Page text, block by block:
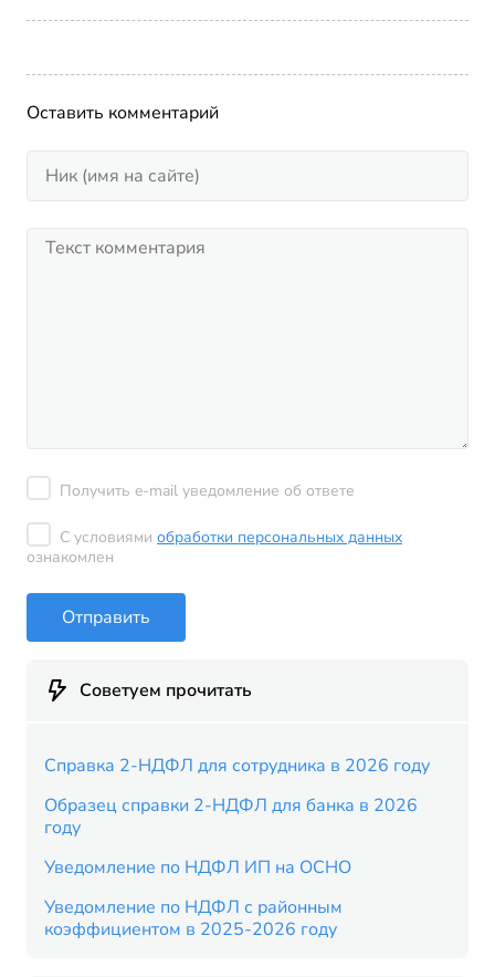
Оставить комментарий
Получить e-mail уведомление об ответе
С условиями обработки персональных данных
ознакомлен
Отправить
Советуем прочитать
Справка 2-НДФЛ для сотрудника в 2026 году
Образец справки 2-НДФЛ для банка в 2026
году
Уведомление по НДФЛ ИП на ОСНО
Уведомление по НДФЛ с районным
коэффициентом в 2025-2026 году